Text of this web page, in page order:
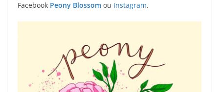
Facebook Peony Blossom ou Instagram.